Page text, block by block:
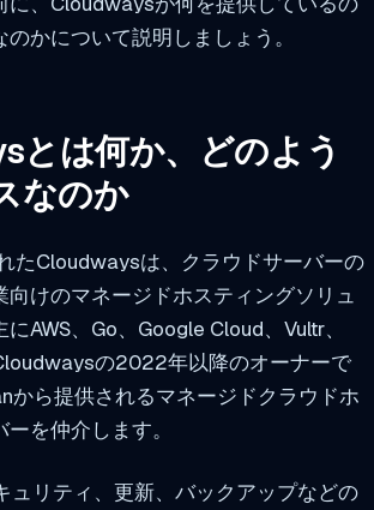
かについて説明しましょう。
とは何か、どのよう
なのか
たCloudwaysは、クラウドサーバーの
向けのマネージドホスティングソリュ
AWS、Go、Google Cloud、Vultr、
の2022年以降のオーナーで
から提供されるマネージドクラウドホ
を仲介します。
ュリティ、更新、バックアップなどの